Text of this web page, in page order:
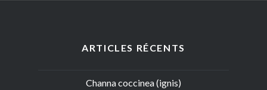
ARTICLES RÉCENTS
Channa coccinea (ignis)